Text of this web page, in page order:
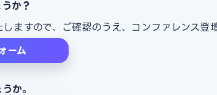
か？
ますので、ご確認のうえ、コンファレンス登
ーム
か。